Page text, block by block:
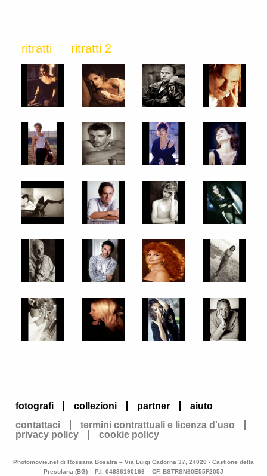
ritratti ritratti 2
fotografi collezioni partner
aiuto
contattaci
termini contrattuali e licenza d'uso
privacy policy
cookie policy
Photomovie.net di Rossana Bosatra – Via Luigi Cadorna 37, 24020 - Castione della
Presolana (BG) – P.I. 04886190166 – CF. BSTRSN60E55F205J